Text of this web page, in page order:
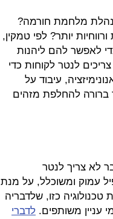
מלחמת חורמה?
יותר? לפי טמקין,
לאפשר להם ליהנות
לנטר לקוחות כדי
עיבוד על
ברורה להחלפת מזהים
לא צריך לנטר
עמוק ומשוכלל, על מנת
טכנולוגיה כזו, שלדבריה
עניין משותפים. לדברי